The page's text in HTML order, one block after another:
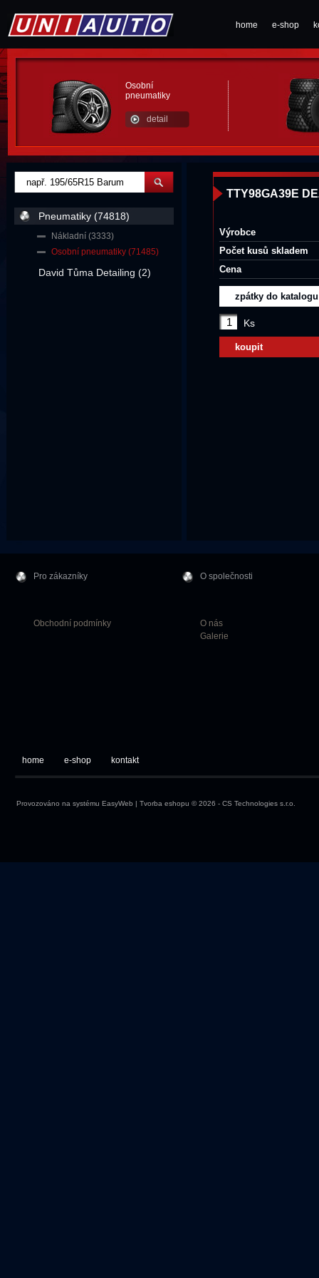
home e-shop
Osobní
pneumatiky
detail
TTY98GA39E
Výrobce
Počet kusů skladem
Cena
zpátky do katalogu
Ks
koupit
Pneumatiky (74818)
Nákladní (3333)
Osobní pneumatiky (71485)
David Tůma Detailing (2)
Pro zákazníky
Obchodní podmínky
O společnosti
O nás
Galerie
home e-shop kontakt
Provozováno na systému EasyWeb | Tvorba eshopu © 2026 - CS Technologies s.r.o.